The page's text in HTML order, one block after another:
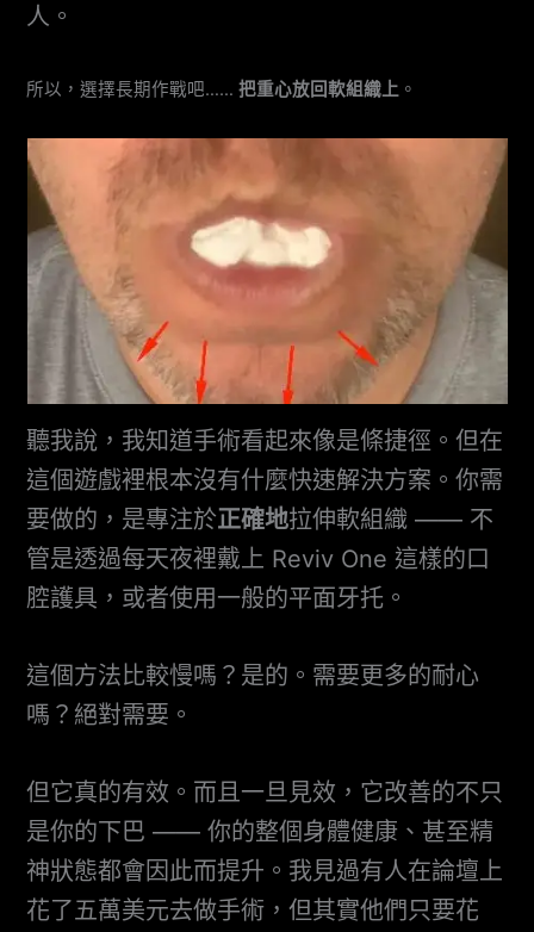
人。
所以，選擇長期作戰吧……把重心放回軟組織上 。
聽我說，我知道手術看起來像是條捷徑。但在
這個遊戲裡根本沒有什麼快速解決方案。你需
要做的，是專注於正確地拉伸軟組織 —— 不
管是透過每天夜裡戴上 Reviv One 這樣的口
腔護具，或者使用一般的平面牙托。
這個方法比較慢嗎？是的。需要更多的耐心
嗎？絕對需要。
但它真的有效。而且一旦見效，它改善的不只
是你的下巴 —— 你的整個身體健康、甚至精
神狀態都會因此而提升。我見過有人在論壇上
花了五萬美元去做手術，但其實他們只要花